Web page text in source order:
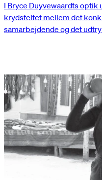
I Bryce Duyvewaardts
krydsfeltet mellem det
samarbejdende og det